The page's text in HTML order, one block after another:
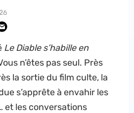
Le Diable s’habille en
n’êtes pas seul. Près
la sortie du film culte, la
s’apprête à envahir les
et les conversations